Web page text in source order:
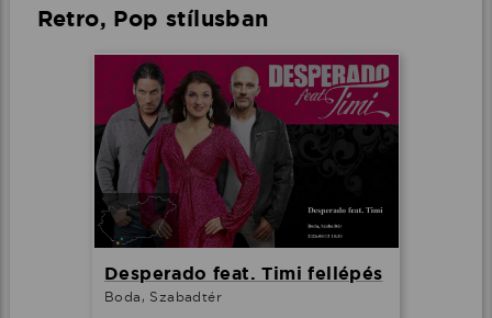
Retro, Pop stílusban
Desperado feat. Timi fellépés
Boda, Szabadtér